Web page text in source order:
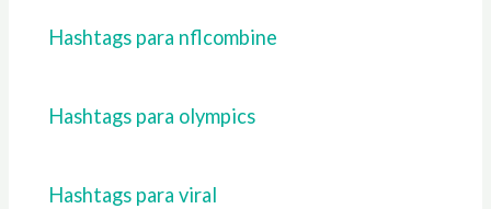
Hashtags para nflcombine
Hashtags para olympics
Hashtags para viral